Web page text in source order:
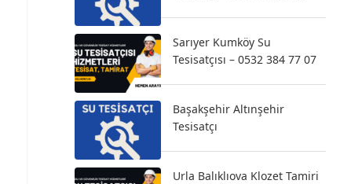
Sarıyer Kumköy Su
Tesisatçısı – 0532 384 77 07
Başakşehir Altınşehir
Tesisatçı
Urla Balıklıova Klozet Tamiri